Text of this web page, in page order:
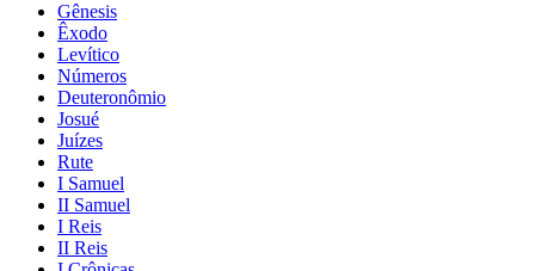
Gênesis
Êxodo
Levítico
Números
Deuteronômio
Josué
Juízes
Rute
I Samuel
II Samuel
I Reis
II Reis